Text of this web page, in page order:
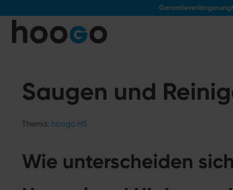
Garantieverlängerung
Saugen und
Thema: hoogo H5
Wie unterscheiden